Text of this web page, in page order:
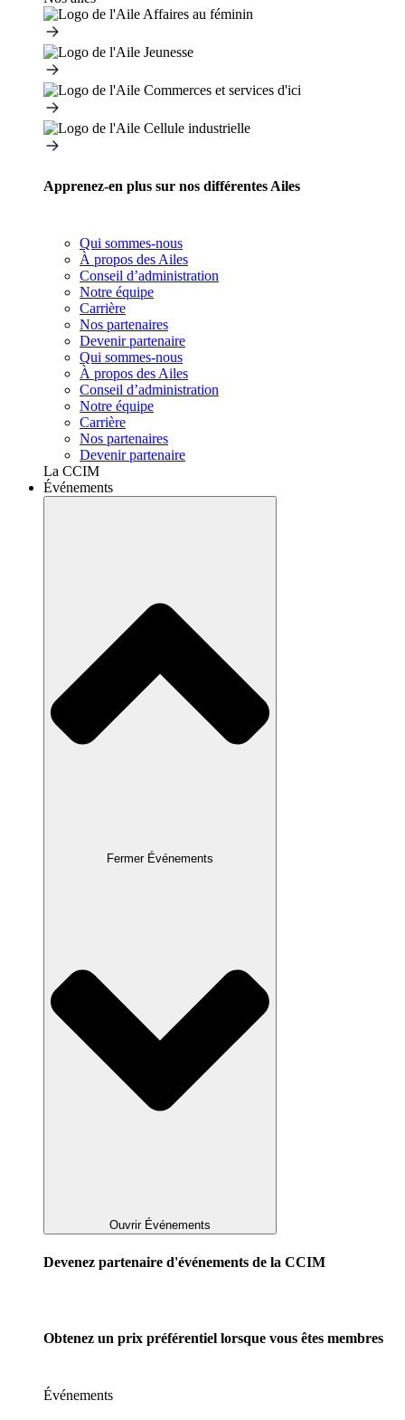
Apprenez-en plus sur nos différentes Ailes
Qui sommes-nous
À propos des Ailes
Conseil d’administration
Notre équipe
Carrière
Nos partenaires
Devenir partenaire
Qui sommes-nous
À propos des Ailes
Conseil d’administration
Notre équipe
Carrière
Nos partenaires
Devenir partenaire
La CCIM
Événements
Fermer Événements
Ouvrir Événements
Devenez partenaire d'événements de la CCIM
Obtenez un prix préférentiel lorsque vous êtes membres
Événements